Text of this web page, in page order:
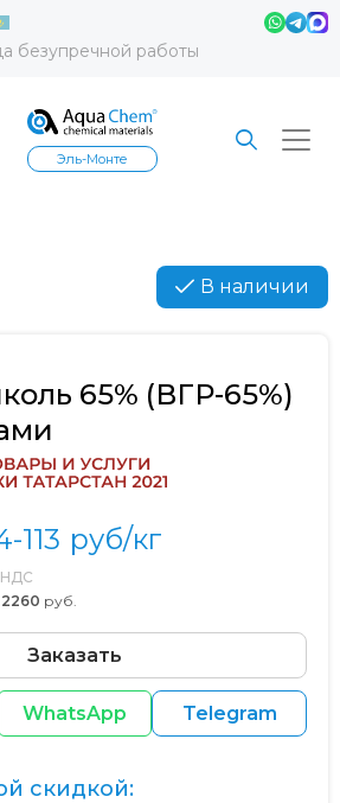
безупречной работы
Эль-Монте
В наличии
65% (ВГР-65%)
113 руб/кг
НДС
2260 руб.
Заказать
WhatsApp Telegram
скидкой: